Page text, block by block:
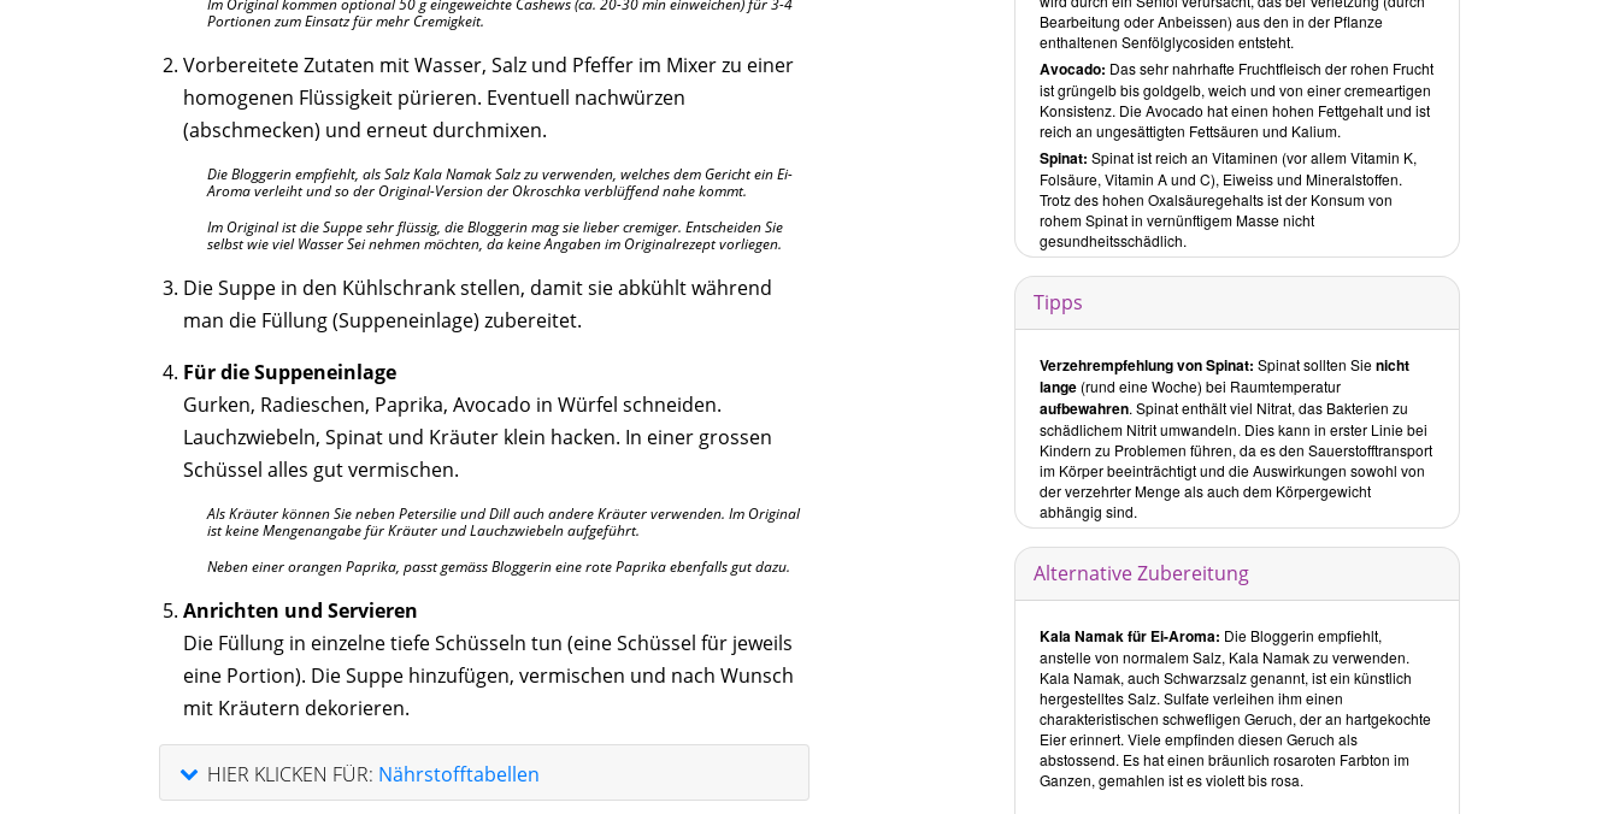
Im Original kommen optional 50 g eingeweichte Cashews (ca. 20-30 min einweichen) für 3-4
Portionen zum Einsatz für mehr Cremigkeit.
Vorbereitete Zutaten mit Wasser, Salz und Pfeffer im Mixer zu einer
homogenen Flüssigkeit pürieren. Eventuell nachwürzen
(abschmecken) und erneut durchmixen.
Die Bloggerin empfiehlt, als Salz Kala Namak Salz zu verwenden, welches dem Gericht ein Ei-
Aroma verleiht und so der Original-Version der Okroschka verblüffend nahe kommt.
Im Original ist die Suppe sehr flüssig, die Bloggerin mag sie lieber cremiger. Entscheiden Sie
selbst wie viel Wasser Sei nehmen möchten, da keine Angaben im Originalrezept vorliegen.
Die Suppe in den Kühlschrank stellen, damit sie abkühlt während
man die Füllung (Suppeneinlage) zubereitet.
Für die Suppeneinlage
Gurken, Radieschen, Paprika, Avocado in Würfel schneiden.
Lauchzwiebeln, Spinat und Kräuter klein hacken. In einer grossen
Schüssel alles gut vermischen.
Als Kräuter können Sie neben Petersilie und Dill auch andere Kräuter verwenden. Im Original
ist keine Mengenangabe für Kräuter und Lauchzwiebeln aufgeführt.
Neben einer orangen Paprika, passt gemäss Bloggerin eine rote Paprika ebenfalls gut dazu.
Anrichten und Servieren
Die Füllung in einzelne tiefe Schüsseln tun (eine Schüssel für jeweils
eine Portion). Die Suppe hinzufügen, vermischen und nach Wunsch
mit Kräutern dekorieren.
HIER KLICKEN FÜR: Nährstofftabellen
als zertifizierter integrativer Nutrition Health Coach tätig und
schreibt auf ihrem BlogRawexotic.com.
Inhalt
Der BlogRawexoticvonVictoria Rustbesteht aus 5
Hauptbereichen:
Ernährungs-Basics
Rezepte
Schönheit
Roh auf Reisen
Inspiration
Kapitel untergliedert:
Smoothies
Salate
Suppen
Herzhaftes
Dips und Saucen
Desserts
Fitness
Rezepte
Getränke:
Hier finden Sie vier raffinierte Getränke, wie die Roh-vegane
Melonenkernmilch .
Smoothies:
Die kreativen Smoothie-Rezepte haben teilweise Dessert-
Charakter, wie derAfter Eight Smoothie.
Bearbeitung oder Anbeissen) aus den in der Pflanze
enthaltenen Senfölglycosiden entsteht.
Avocado: Das sehr nahrhafte Fruchtfleisch der rohen Frucht
ist grüngelb bis goldgelb, weich und von einer cremeartigen
Konsistenz. Die Avocado hat einen hohen Fettgehalt und ist
reich an ungesättigten Fettsäuren und Kalium.
Spinat: Spinat ist reich an Vitaminen (vor allem Vitamin K,
Folsäure, Vitamin A und C), Eiweiss und Mineralstoffen.
Trotz des hohen Oxalsäuregehalts ist der Konsum von
rohem Spinat in vernünftigem Masse nicht
gesundheitsschädlich.
Tipps
Verzehrempfehlung von Spinat: Spinat sollten Sienicht
lange (rund eine Woche) bei Raumtemperatur
aufbewahren. Spinat enthält viel Nitrat, das Bakterien zu
schädlichem Nitrit umwandeln. Dies kann in erster Linie bei
Kindern zu Problemen führen, da es den Sauerstofftransport
im Körper beeinträchtigt und die Auswirkungen sowohl von
der verzehrter Menge als auch dem Körpergewicht
abhängig sind.
Alternative Zubereitung
Kala Namak für Ei-Aroma: Die Bloggerin empfiehlt,
anstelle von normalem Salz, Kala Namak zu verwenden.
Kala Namak, auch Schwarzsalz genannt, ist ein künstlich
hergestelltes Salz. Sulfate verleihen ihm einen
charakteristischen schwefligen Geruch, der an hartgekochte
Eier erinnert. Viele empfinden diesen Geruch als
abstossend. Es hat einen bräunlich rosaroten Farbton im
Ganzen, gemahlen ist es violett bis rosa.